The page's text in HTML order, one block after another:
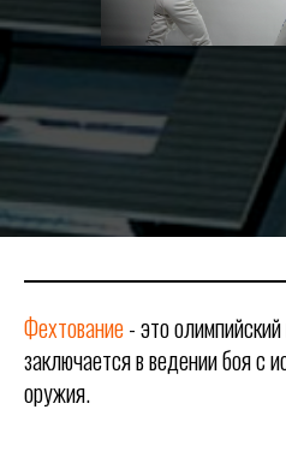
Фехтование- это
заключается в ведении боя с
оружия.